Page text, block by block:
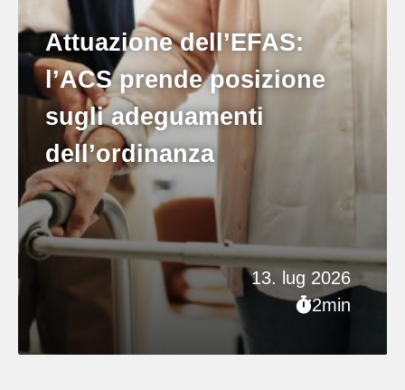
13. lug 2026
2min
Attuazione dell’EFAS:
l’ACS prende posizione
sugli adeguamenti
dell’ordinanza